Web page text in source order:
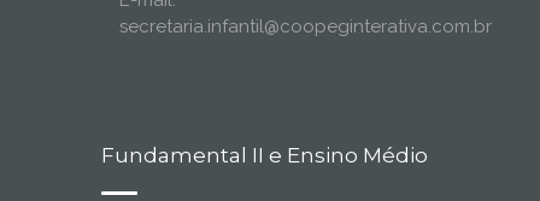
secretaria.infantil@coopeginterativa.com.br
Fundamental II e Ensino Médio